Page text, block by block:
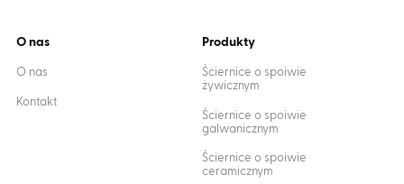
O nas
O nas
Kontakt
Produkty
Ściernice o spoiwie
żywicznym
Ściernice o spoiwie
galwanicznym
Ściernice o spoiwie
ceramicznym